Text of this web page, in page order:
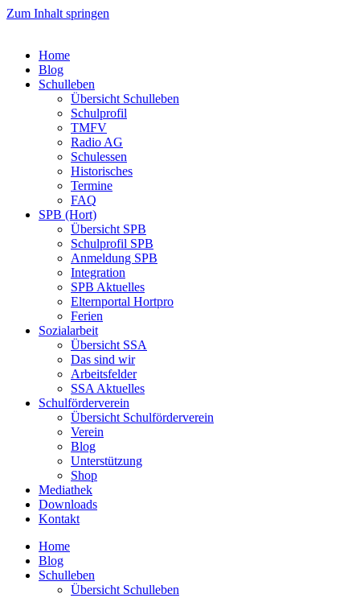
Zum Inhalt springen
Home
Blog
Schulleben
Übersicht Schulleben
Schulprofil
TMFV
Radio AG
Schulessen
Historisches
Termine
FAQ
SPB (Hort)
Übersicht SPB
Schulprofil SPB
Anmeldung SPB
Integration
SPB Aktuelles
Elternportal Hortpro
Ferien
Sozialarbeit
Übersicht SSA
Das sind wir
Arbeitsfelder
SSA Aktuelles
Schulförderverein
Übersicht Schulförderverein
Verein
Blog
Unterstützung
Shop
Mediathek
Downloads
Kontakt
Home
Blog
Schulleben
Übersicht Schulleben